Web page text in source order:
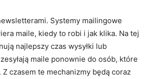
Systemy mailingowe
maile, kiedy to robi i jak klika. Na tej
najlepszy czas wysyłki lub
maile ponownie do osób, które
Z czasem te mechanizmy będą coraz